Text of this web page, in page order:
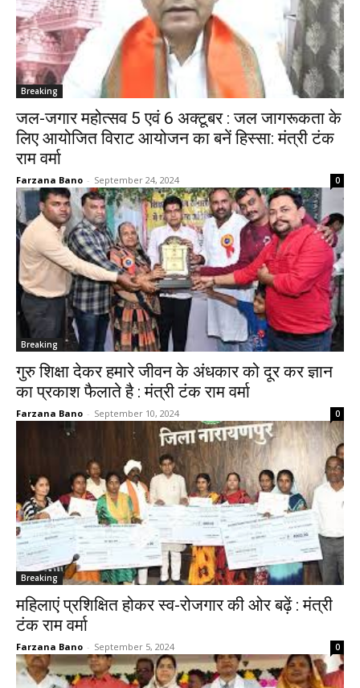
Breaking
जल-जगार महोत्सव 5 एवं 6 अक्टूबर : जल जागरूकता के
लिए आयोजित विराट आयोजन का बनें हिस्सा: मंत्री टंक
राम वर्मा
Farzana Bano - September 24, 2024 0
Breaking
गुरु शिक्षा देकर हमारे जीवन के अंधकार को दूर कर ज्ञान
का प्रकाश फैलाते है : मंत्री टंक राम वर्मा
Farzana Bano - September 10, 2024 0
Breaking
महिलाएं प्रशिक्षित होकर स्व-रोजगार की ओर बढ़ें : मंत्री
टंक राम वर्मा
Farzana Bano - September 5, 2024 0